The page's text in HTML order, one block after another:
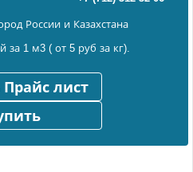
России и Казахстана
за 1 м3 ( от 5 руб за кг).
Прайс лист